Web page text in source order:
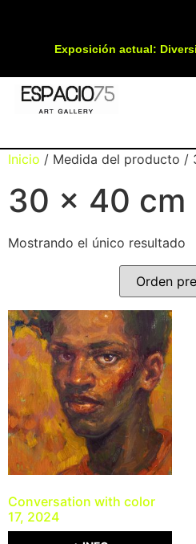
Exposición actual:
Inicio / Medida del producto /
30 x 40 cm
Mostrando el único resultado
Conversation with color
17, 2024